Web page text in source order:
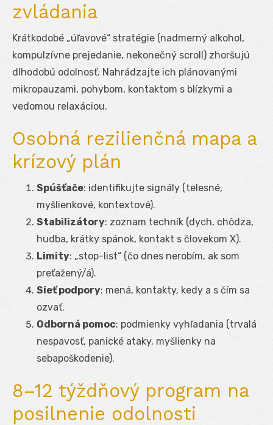
zvládania
Krátkodobé „úľavové“ stratégie (nadmerný alkohol,
kompulzívne prejedanie, nekonečný scroll) zhoršujú
dlhodobú odolnosť. Nahrádzajte ich plánovanými
mikropauzami, pohybom, kontaktom s blízkymi a
vedomou relaxáciou.
Osobná rezilienčná mapa a
krízový plán
Spúšťače: identifikujte signály (telesné,
myšlienkové, kontextové).
Stabilizátory: zoznam techník (dych, chôdza,
hudba, krátky spánok, kontakt s človekom X).
Limity: „stop-list“ (čo dnes nerobím, ak som
preťažený/á).
Sieť podpory: mená, kontakty, kedy a s čím sa
ozvať.
Odborná pomoc: podmienky vyhľadania (trvalá
nespavosť, panické ataky, myšlienky na
sebapoškodenie).
8–12 týždňový program na
posilnenie odolnosti